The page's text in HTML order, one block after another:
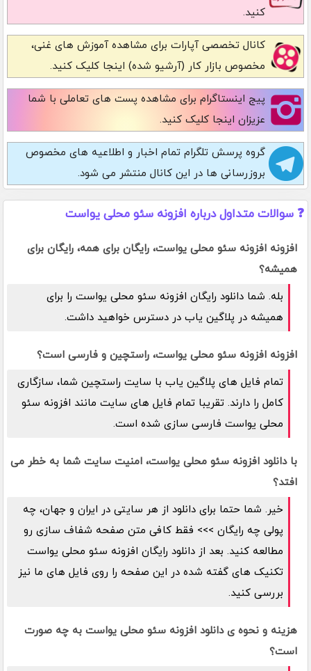
کنید.
کانال تخصصی آپارات برای مشاهده آموزش های غنی،
مخصوص بازار کار (آرشیو شده) اینجا کلیک کنید.
پیج اینستاگرام برای مشاهده پست های تعاملی با شما
عزیزان اینجا کلیک کنید.
گروه پرسش تلگرام تمام اخبار و اطلاعیه های مخصوص
بروزرسانی ها در این کانال منتشر می شود.
❓ سوالات متداول درباره افزونه سئو محلی یواست
افزونه افزونه سئو محلی یواست، رایگان برای همه، رایگان برای
همیشه؟
بله. شما دانلود رایگان افزونه سئو محلی یواست را برای
همیشه در پلاگین یاب در دسترس خواهید داشت.
افزونه افزونه سئو محلی یواست، راستچین و فارسی است؟
تمام فایل های پلاگین یاب با سایت راستچین شما، سازگاری
کامل را دارند. تقریبا تمام فایل های سایت مانند افزونه سئو
محلی یواست فارسی سازی شده است.
با دانلود افزونه سئو محلی یواست، امنیت سایت شما به خطر می
افتد؟
خیر. شما حتما برای دانلود از هر سایتی در ایران و جهان، چه
پولی چه رایگان >>> فقط کافی متن صفحه شفاف سازی رو
مطالعه کنید. بعد از دانلود رایگان افزونه سئو محلی یواست
تکنیک های گفته شده در این صفحه را روی فایل های ما نیز
بررسی کنید.
هزینه و نحوه ی دانلود افزونه سئو محلی یواست به چه صورت
است؟